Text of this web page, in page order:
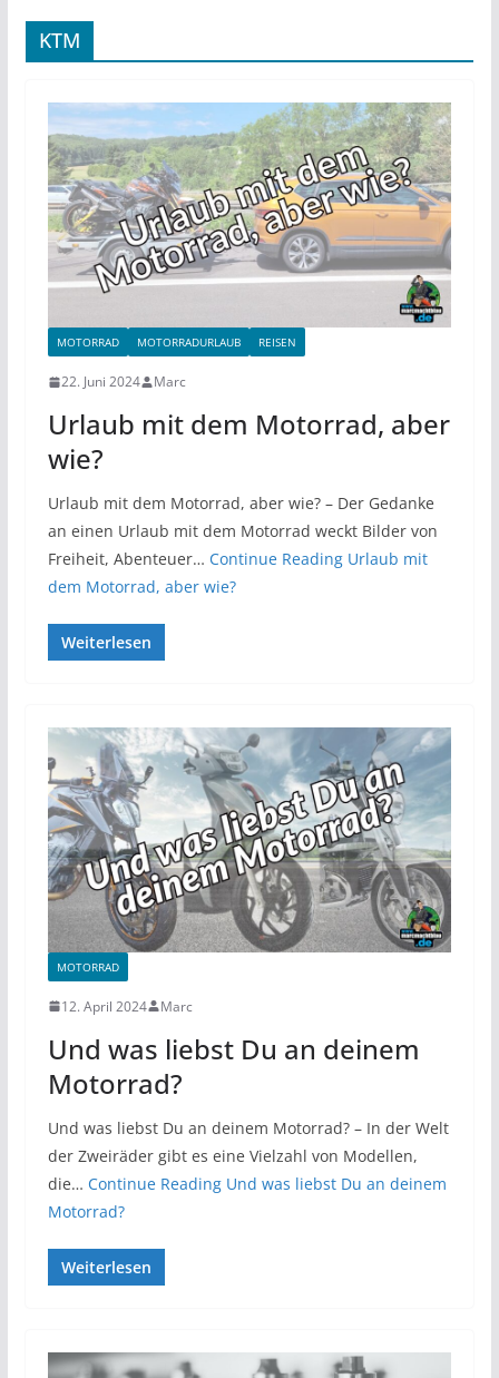
KTM
MOTORRAD MOTORRADURLAUB REISEN
22. Juni 2024 Marc
Urlaub mit dem Motorrad, aber
wie?
Urlaub mit dem Motorrad, aber wie? – Der Gedanke
an einen Urlaub mit dem Motorrad weckt Bilder von
Freiheit, Abenteuer… Continue ReadingUrlaub mit
dem Motorrad, aber wie?
Weiterlesen
MOTORRAD
12. April 2024 Marc
Und was liebst Du an deinem
Motorrad?
Und was liebst Du an deinem Motorrad? – In der Welt
der Zweiräder gibt es eine Vielzahl von Modellen,
die… Continue ReadingUnd was liebst Du an deinem
Motorrad?
Weiterlesen